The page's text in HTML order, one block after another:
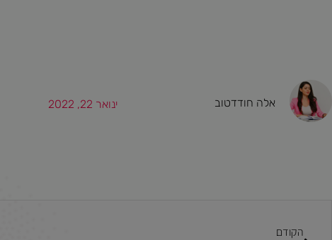
אלה חודדטוב ינואר 22, 2022
הקודם